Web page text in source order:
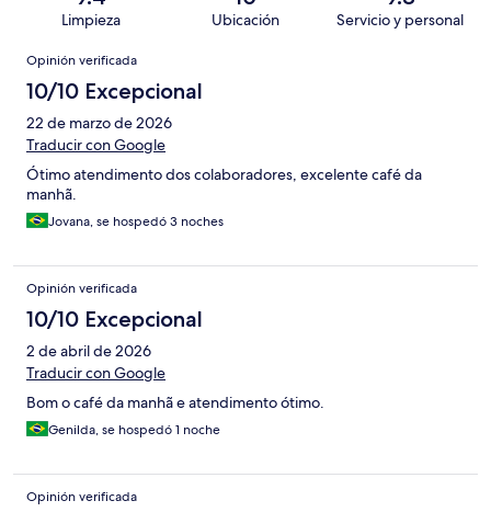
Limpieza Ubicación Servicio y personal
Opiniones
Opinión verificada
10/10 Excepcional
22 de marzo de 2026
Traducir con Google
Ótimo atendimento dos colaboradores, excelente café da
manhã.
Jovana, se hospedó 3 noches
Opinión verificada
10/10 Excepcional
2 de abril de 2026
Traducir con Google
Bom o café da manhã e atendimento ótimo.
Genilda, se hospedó 1 noche
Opinión verificada